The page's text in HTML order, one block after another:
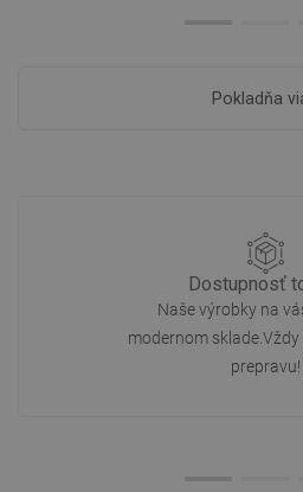
Pokladňa
Dostupnosť
Naše výrobky na
modernom
prepravu!